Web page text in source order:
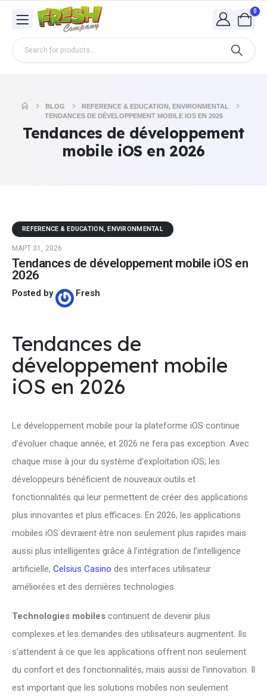
0
BLOG
REFERENCE & EDUCATION, ENVIRONMENTAL
TENDANCES DE DÉVELOPPEMENT MOBILE IOS EN 2026
Tendances de développement
mobile iOS en 2026
REFERENCE & EDUCATION, ENVIRONMENTAL
МАРТ 31, 2026
Tendances de développement mobile iOS en
2026
Posted by Fresh
Tendances de
développement mobile
iOS en 2026
Le développement mobile pour la plateforme iOS continue
d’évoluer chaque année, et 2026 ne fera pas exception. Avec
chaque mise à jour du système d’exploitation iOS, les
développeurs bénéficient de nouveaux outils et
fonctionnalités qui leur permettent de créer des applications
plus innovantes et plus efficaces. En 2026, les applications
mobiles iOS devraient être non seulement plus rapides mais
aussi plus intelligentes grâce à l’intégration de l’intelligence
artificielle, Celsius Casino des interfaces utilisateur
améliorées et des dernières technologies.
Technologies mobiles continuent de devenir plus
complexes et les demandes des utilisateurs augmentent. Ils
s’attendent à ce que les applications offrent non seulement
du confort et des fonctionnalités, mais aussi de l’innovation. Il
est important que les solutions mobiles non seulement